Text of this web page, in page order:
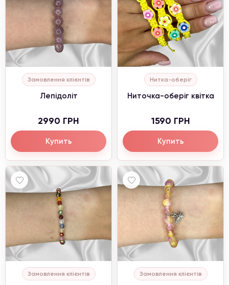
Акція від 4300 ₴
та безкоштовна доставка.
Інформація для клієнтів
Увага, зараз проводиться коригування цін.
Уточнюйте актуальні ціни в менеджера.
З повагою, Naturalstones.jewerly
Замовлення клієнтів
Лепідоліт
2990 ГРН
Купить
Нитка-оберіг
Ниточка-оберіг квітка
1590 ГРН
Купить
Замовлення клієнтів Замовлення клієнтів